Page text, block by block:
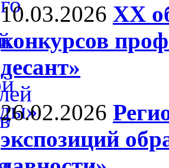
10.03.2026 XX
конкурсов
десант»
26.02.2026
экспозиций